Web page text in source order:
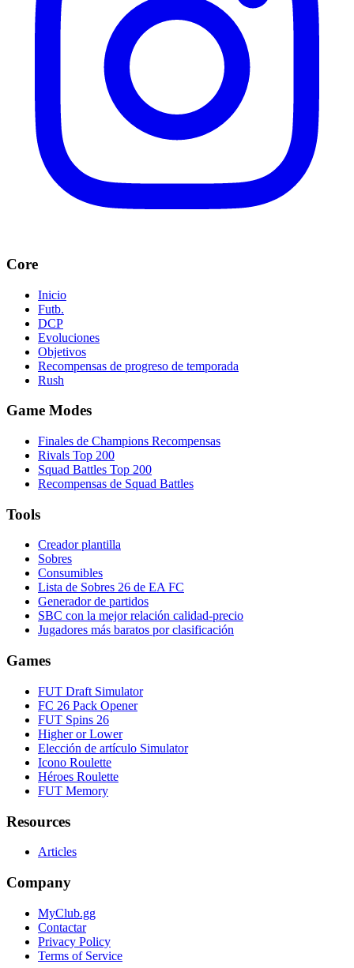
Core
Inicio
Futb.
DCP
Evoluciones
Objetivos
Recompensas de progreso de temporada
Rush
Game Modes
Finales de Champions Recompensas
Rivals Top 200
Squad Battles Top 200
Recompensas de Squad Battles
Tools
Creador plantilla
Sobres
Consumibles
Lista de Sobres 26 de EA FC
Generador de partidos
SBC con la mejor relación calidad-precio
Jugadores más baratos por clasificación
Games
FUT Draft Simulator
FC 26 Pack Opener
FUT Spins 26
Higher or Lower
Elección de artículo Simulator
Icono Roulette
Héroes Roulette
FUT Memory
Resources
Articles
Company
MyClub.gg
Contactar
Privacy Policy
Terms of Service